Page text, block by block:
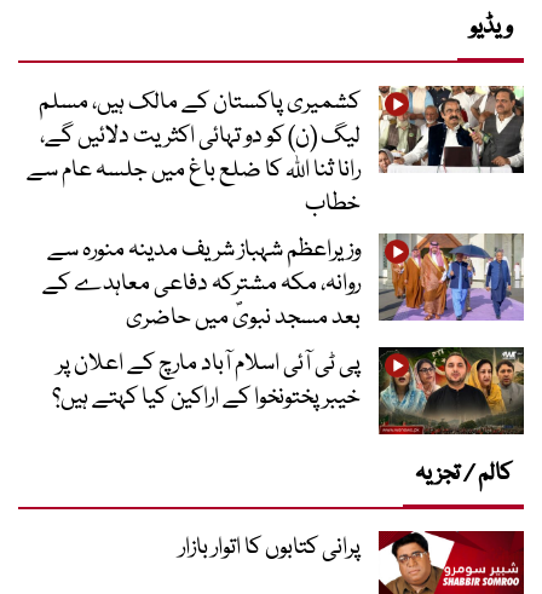
ویڈیو
کشمیری پاکستان کے مالک ہیں، مسلم
لیگ (ن) کو دو تہائی اکثریت دلائیں گے،
رانا ثنا اللہ کا ضلع باغ میں جلسہ عام سے
خطاب
وزیراعظم شہباز شریف مدینہ منورہ سے
روانہ، مکہ مشترکہ دفاعی معاہدے کے
بعد مسجد نبویؐ میں حاضری
پی ٹی آئی اسلام آباد مارچ کے اعلان پر
خیبر پختونخوا کے اراکین کیا کہتے ہیں؟
کالم / تجزیہ
پرانی کتابوں کا اتوار بازار